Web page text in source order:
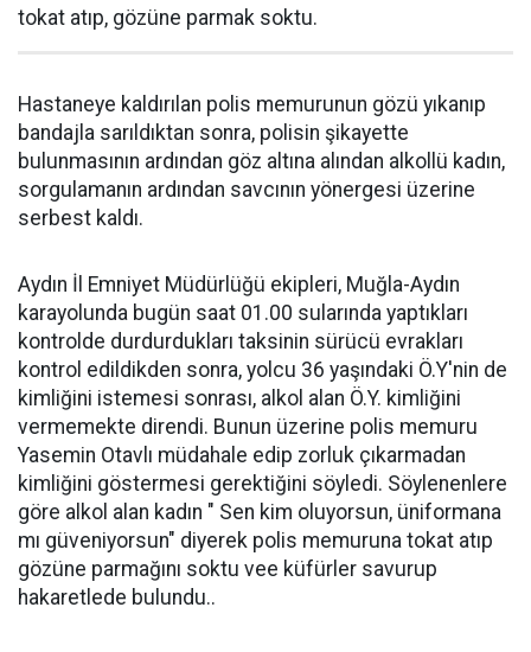
tokat atıp, gözüne parmak soktu.
Hastaneye kaldırılan polis memurunun gözü yıkanıp
bandajla sarıldıktan sonra, polisin şikayette
bulunmasının ardından göz altına alından alkollü kadın,
sorgulamanın ardından savcının yönergesi üzerine
serbest kaldı.
Aydın İl Emniyet Müdürlüğü ekipleri, Muğla-Aydın
karayolunda bugün saat 01.00 sularında yaptıkları
kontrolde durdurdukları taksinin sürücü evrakları
kontrol edildikden sonra, yolcu 36 yaşındaki Ö.Y'nin de
kimliğini istemesi sonrası, alkol alan Ö.Y. kimliğini
vermemekte direndi. Bunun üzerine polis memuru
Yasemin Otavlı müdahale edip zorluk çıkarmadan
kimliğini göstermesi gerektiğini söyledi. Söylenenlere
göre alkol alan kadın " Sen kim oluyorsun, üniformana
mı güveniyorsun" diyerek polis memuruna tokat atıp
gözüne parmağını soktu vee küfürler savurup
hakaretlede bulundu..